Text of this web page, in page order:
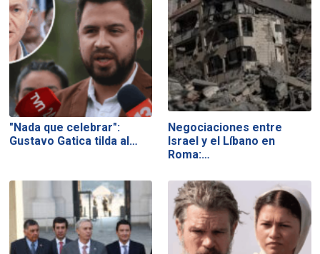
"Nada que celebrar":
Gustavo Gatica tilda al…
Negociaciones entre
Israel y el Líbano en
Roma:…